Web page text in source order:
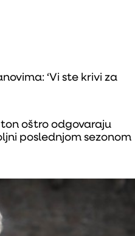
‘Vi ste krivi za
oštro odgovaraju
poslednjom sezonom